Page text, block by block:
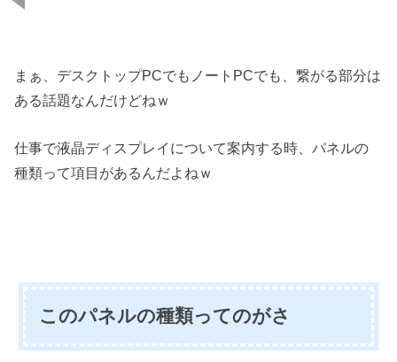
まぁ、デスクトップPCでもノートPCでも、繋がる部分は
ある話題なんだけどねｗ
仕事で液晶ディスプレイについて案内する時、パネルの
種類って項目があるんだよねｗ
このパネルの種類ってのがさ